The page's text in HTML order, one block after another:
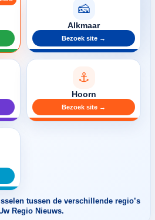
🧀
Alkmaar
Bezoek site →
⚓
Hoorn
Bezoek site →
tussen de verschillende regio’s
Regio Nieuws.